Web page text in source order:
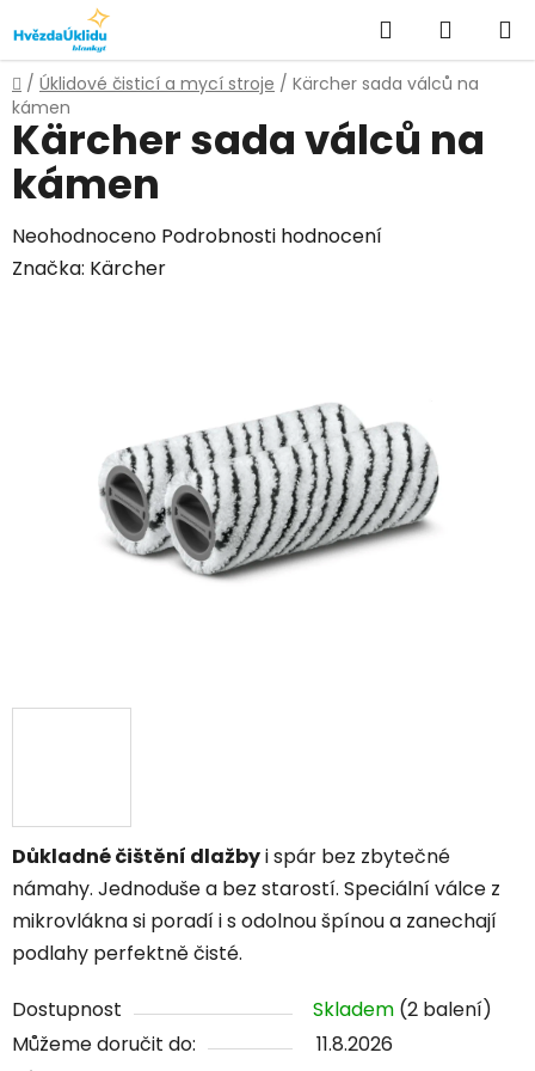
na
obsah
Hledat
KOŠÍK
Domů
/ Úklidové čisticí a mycí stroje / Kärcher sada válců na
kámen
Důkladné čištění dlažbyi spár bez zbytečné
námahy. Jednoduše a bez starostí. Speciální válce z
mikrovlákna si poradí i s odolnou špínou a zanechají
podlahy perfektně čisté.
Dostupnost Skladem (2 balení)
Můžeme doručit do:
11.8.2026
Kärcher sada válců na
kámen
Průměrné
hodnocení
hvězdiček.
Neohodnoceno Podrobnosti hodnocení
Značka: Kärcher